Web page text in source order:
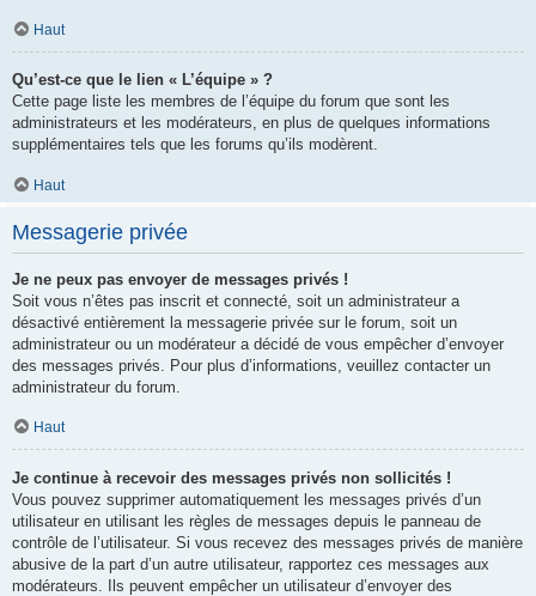
Haut
Qu’est-ce que le lien « L’équipe » ?
Cette page liste les membres de l’équipe du forum que sont les
administrateurs et les modérateurs, en plus de quelques informations
supplémentaires tels que les forums qu’ils modèrent.
Haut
Messagerie privée
Je ne peux pas envoyer de messages privés !
Soit vous n’êtes pas inscrit et connecté, soit un administrateur a
désactivé entièrement la messagerie privée sur le forum, soit un
administrateur ou un modérateur a décidé de vous empêcher d’envoyer
des messages privés. Pour plus d’informations, veuillez contacter un
administrateur du forum.
Haut
Je continue à recevoir des messages privés non sollicités !
Vous pouvez supprimer automatiquement les messages privés d’un
utilisateur en utilisant les règles de messages depuis le panneau de
contrôle de l’utilisateur. Si vous recevez des messages privés de manière
abusive de la part d’un autre utilisateur, rapportez ces messages aux
modérateurs. Ils peuvent empêcher un utilisateur d’envoyer des